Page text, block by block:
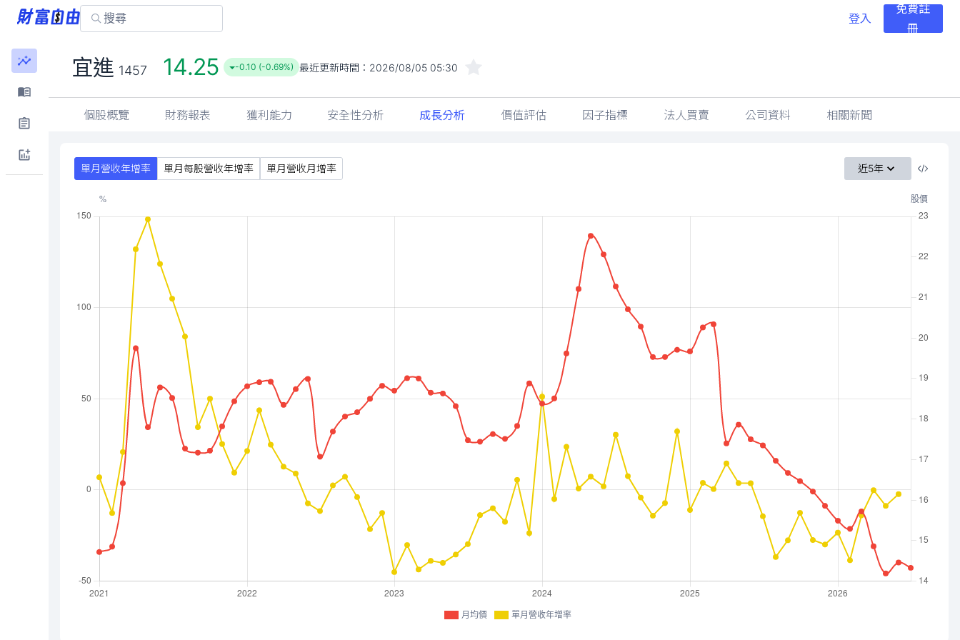
登入
免費註
冊
宜進 1457 14.25 -0.10 (-0.69%) 最近更新時間： 2026/08/05 05:30
個股概覽 財務報表 獲利能力 安全性分析 成長分析 價值評估 因子指標 法人買賣 公司資料 相關新聞
單月營收年增率 單月每股營收年增率 單月營收月增率 近5年
月均價 單月營收年增率